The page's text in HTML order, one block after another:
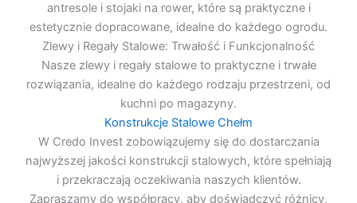
antresole i stojaki na rower, które są praktyczne i
estetycznie dopracowane, idealne do każdego ogrodu.
Zlewy i Regały Stalowe: Trwałość i Funkcjonalność
Nasze zlewy i regały stalowe to praktyczne i trwałe
rozwiązania, idealne do każdego rodzaju przestrzeni, od
kuchni po magazyny.
Konstrukcje Stalowe Chełm
W Credo Invest zobowiązujemy się do dostarczania
najwyższej jakości konstrukcji stalowych, które spełniają
i przekraczają oczekiwania naszych klientów.
Zapraszamy do współpracy, aby doświadczyć różnicy,